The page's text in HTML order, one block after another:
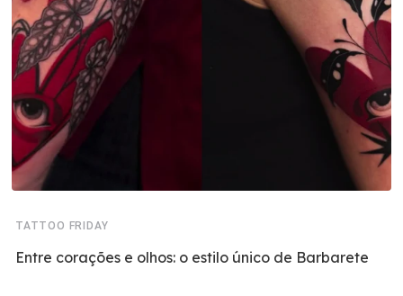
TATTOO FRIDAY
Entre corações e olhos: o estilo único de Barbarete